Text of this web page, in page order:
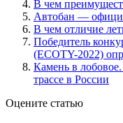
В чем
Автобан —
В чем отличие
Победитель
(ECOTY-2022)
Камень в
трассе в России
Оцените статью